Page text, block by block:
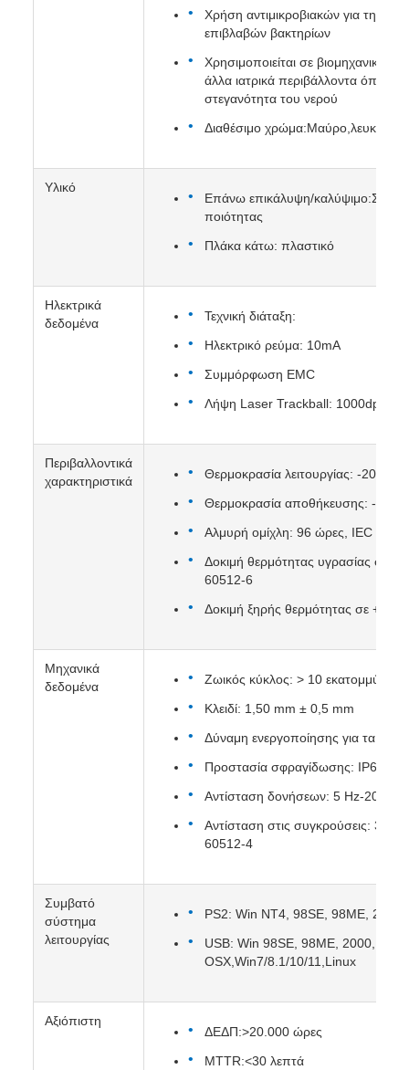
Χρήση αντιμικροβιακών για την
επιβλαβών βακτηρίων
Χρησιμοποιείται σε βιομηχανικό,
άλλα ιατρικά περιβάλλοντα όπου
στεγανότητα του νερού
Διαθέσιμο χρώμα:Μαύρο,λευκό ή
Υλικό
Επάνω επικάλυψη/
ποιότητας
Πλάκα κάτω: πλαστικό
Ηλεκτρικά
δεδομένα
Τεχνική διάταξη:
Ηλεκτρικό ρεύμα: 10mA
Συμμόρφωση EMC
Λήψη Laser Trackball: 1000dpi
Περιβαλλοντικά
χαρακτηριστικά
Θερμοκρασία λειτουργίας: -20 oC
Θερμοκρασία αποθήκευσης: - 40
Αλμυρή ομίχλη: 96 ώρες, IEC
Δοκιμή θερμότητας υγρασίας σε +
60512-6
Δοκιμή ξηρής θερμότητας σε +
Μηχανικά
δεδομένα
Ζωικός κύκλος: > 10 εκατομμύρια
Κλειδί: 1,50 mm ± 0,5 mm
Δύναμη ενεργοποίησης για τα
Προστασία σφραγίδωσης: IP68
Αντίσταση δονήσεων: 5 Hz-200
Αντίσταση στις συγκρούσεις: 3
60512-4
Συμβατό
σύστημα
λειτουργίας
PS2: Win NT4, 98SE, 98ME, 2000,
USB: Win 98SE, 98ME, 2000, XP,
OSX,Win7/8.1/10/11,Linux
Αξιόπιστη
ΔΕΔΠ:>20.000 ώρες
MTTR:<30 λεπτά